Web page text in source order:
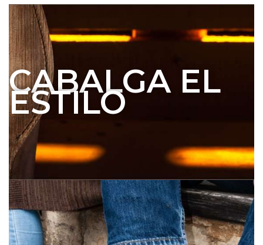
CABALGA EL
ESTILO